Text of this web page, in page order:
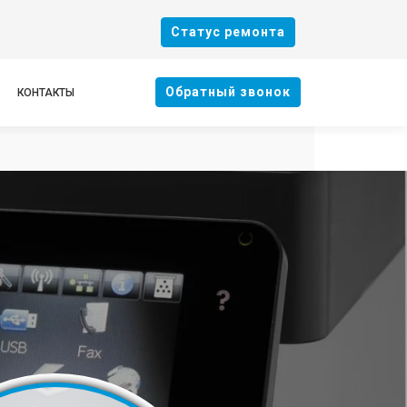
Cтатус ремонта
КОНТАКТЫ Oбратный звонок